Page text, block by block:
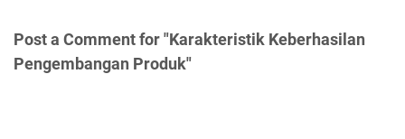
Post a Comment for "Karakteristik Keberhasilan
Pengembangan Produk"